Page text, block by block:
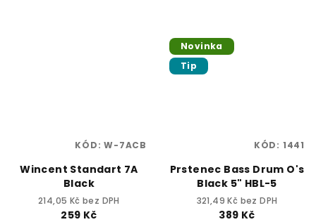
Wincent Standart 7A
Black
214,05 Kč bez DPH
259 Kč
KÓD:W-7ACB
Novinka
Tip
Prstenec Bass Drum O's
Black 5" HBL-5
321,49 Kč bez DPH
389 Kč
KÓD: 1441